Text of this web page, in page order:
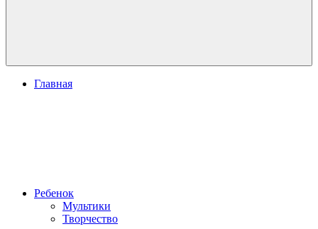
Главная
Ребенок
Мультики
Творчество